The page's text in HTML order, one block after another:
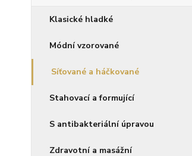
Klasické hladké
Módní vzorované
Síťované a háčkované
Stahovací a formující
S antibakteriální úpravou
Zdravotní a masážní